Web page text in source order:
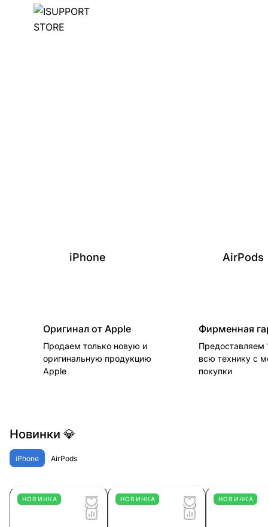
iPhone AirPods
Оригинал от Apple
Продаем только новую и
оригинальную продукцию
Apple
Фирменная
Предоставляем
всю технику с
покупки
Новинки 💎
iPhone AirPods
НОВИНКА НОВИНКА НОВИНКА